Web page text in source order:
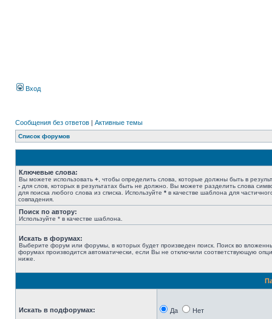
Вход
Сообщения без ответов | Активные темы
Список форумов
Ключевые слова:
Вы можете использовать + , чтобы определить слова, которые должны быть в
- для слов, которых в результатах быть не должно. Вы можете разделить слова
для поиска любого слова из списка. Используйте * в качестве шаблона для
совпадения.
Поиск по автору:
Используйте * в качестве шаблона.
Искать в форумах:
Выберите форум или форумы, в которых будет произведен поиск. Поиск во
форумах производится автоматически, если Вы не отключили соответствующую
ниже.
Искать в подфорумах: Да Нет